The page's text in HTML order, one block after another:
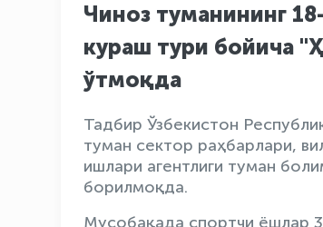
Чиноз туманининг
кураш тури бойича
ўтмоқда
Тадбир Ўзбекистон
туман сектор раҳбарлари,
ишлари агентлиги туман
борилмоқда.
Мусобақада спортчи ёшлар